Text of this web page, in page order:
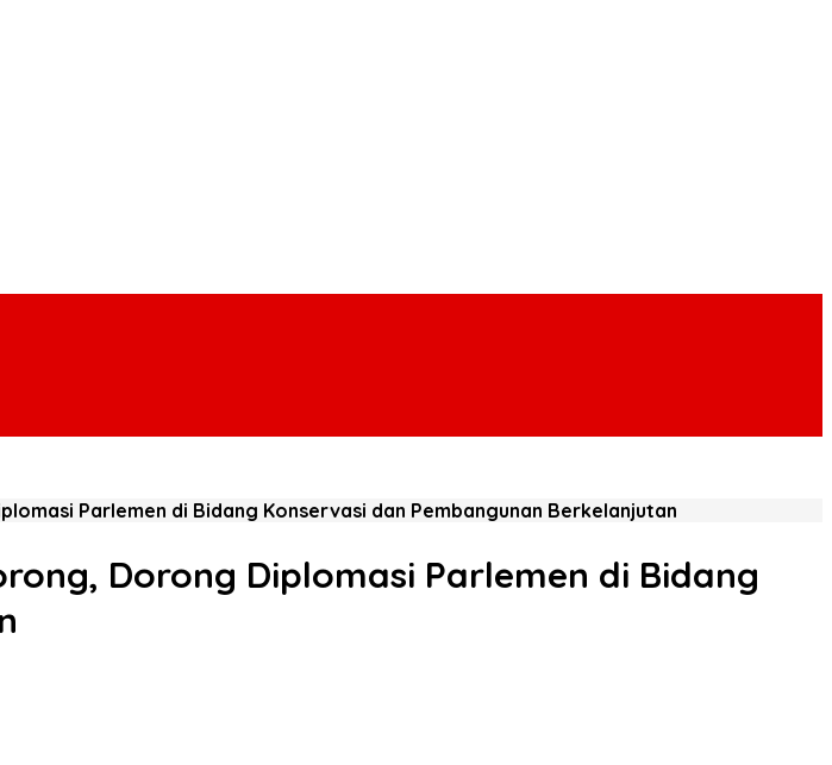
Parlemen di Bidang Konservasi dan Pembangunan Berkelanjutan
Dorong Diplomasi Parlemen di Bidang